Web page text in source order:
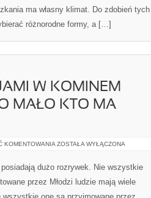
ma własny klimat. Do zdobień tych
różnorodne formy, a […]
W KOMINEM
MAŁO KTO MA
KOMENTOWANIA ZMAGANIA
KOMINEM
WIELU
ZOSTAŁA WYŁĄCZONA
posiadają dużo rozrywek. Nie wszystkie
przez Młodzi ludzie mają wiele